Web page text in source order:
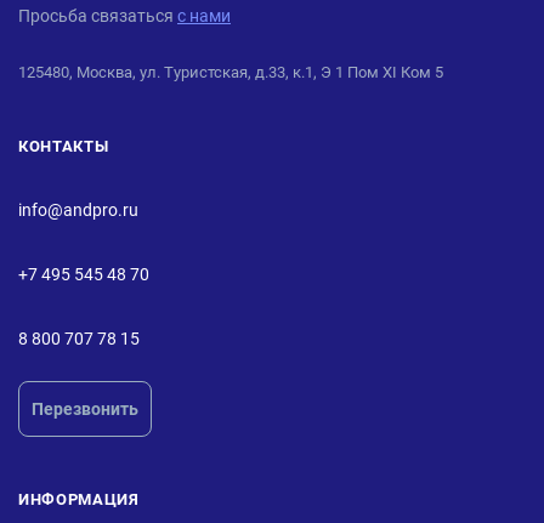
Просьба связаться с нами
125480, Москва, ул. Туристская, д.33, к.1, Э 1 Пом XI Ком 5
КОНТАКТЫ
info@andpro.ru
+7 495 545 48 70
8 800 707 78 15
Перезвонить
ИНФОРМАЦИЯ